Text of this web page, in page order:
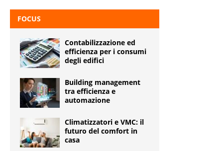
FOCUS
Contabilizzazione ed
efficienza per i consumi
degli edifici
Building management
tra efficienza e
automazione
Climatizzatori e VMC: il
futuro del comfort in
casa